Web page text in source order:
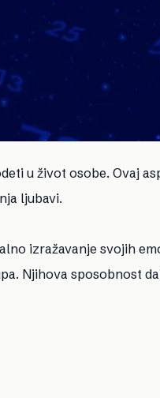
u život osobe. Ovaj
ljubavi.
izražavanje svojih
Njihova sposobnost